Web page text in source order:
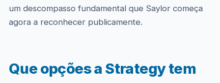
um descompasso fundamental que Saylor começa
agora a reconhecer publicamente.
Que opções a Strategy tem